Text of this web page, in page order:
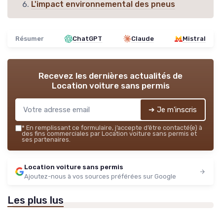
L'impact environnemental des pneus
Résumer ChatGPT Claude Mistral
Recevez les dernières actualités de
Location voiture sans permis
➔ Je m'inscris
* En remplissant ce formulaire, j’accepte d’être contacté(e) à
des fins commerciales par Location voiture sans permis et
ses partenaires.
Location voiture sans permis
Ajoutez-nous à vos sources préférées sur Google
Les plus lus